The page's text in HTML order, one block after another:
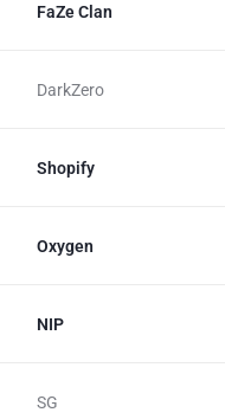
FaZe Clan
DarkZero
Shopify
Oxygen
NIP
SG